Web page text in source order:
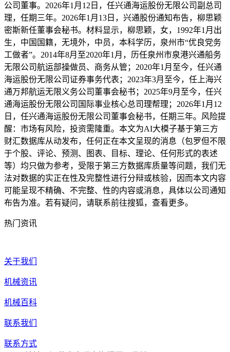
公司董事。2026年1月12日，任兴通海运股份无限公司副总司
理，任期三年。2026年1月13日，兴通股份通知布告，柳思颖
密斯新任董事会秘书。材料显示，柳思颖，女，1992年1月出
生，中国国籍，无境外，中员，本科学历，泉州市“优良党务
工做者”。2014年8月至2020年1月，历任泉州市泉港兴通船务
无限公司航运部操做员、商务从管；2020年1月至今，任兴通
海运股份无限公司证券事务代表；2023年3月至今，任上海兴
通万邦航运无限义务公司董事会秘书；2025年9月至今，任兴
通海运股份无限公司国际事业核心总司理帮理；2026年1月12
日，任兴通海运股份无限公司董事会秘书，任期三年。风险提
醒：市场有风险，投资需隆重。本文为AI大模子基于第三方
财汇数据库从动发布，任何正在本文呈现的消息（包罗但不限
于个股、评论、预测、图表、目标、理论、任何形式的表述
等）均只做为参考，受限于第三方数据库质量等问题，我们无
法对数据的实正在性及完整性进行分辩或核验，因而本文内容
可能呈现不精确、不完整、性的内容或消息，具体以公司通知
布告为准。若有疑问，请联系前往搜狐，查看更多。
热门资讯
关于我们
机械资讯
机械百科
联系我们
联系方式